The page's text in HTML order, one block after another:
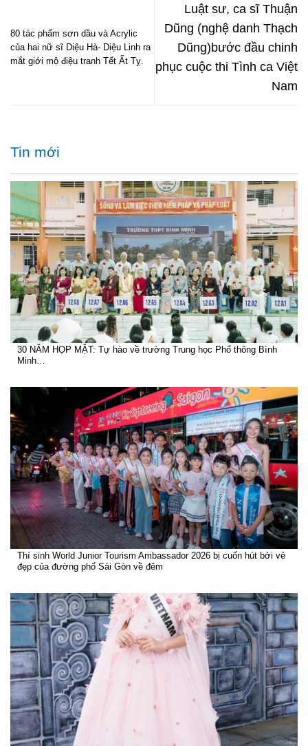
80 tác phẩm sơn dầu và Acrylic
của hai nữ sĩ Diệu Hà- Diệu Linh ra
mắt giới mộ điệu tranh Tết Ất Tỵ.
Luật sư, ca sĩ Thuận
Dũng (nghệ danh Thạch
Dũng)bước đầu chinh
phục cuộc thi Tình ca Việt
Nam
Tin mới
30 NĂM HỌP MẶT: Tự hào về trường Trung học Phổ thông Bình
Minh…
Thí sinh World Junior Tourism Ambassador 2026 bị cuốn hút bởi vẻ
đẹp của đường phố Sài Gòn về đêm